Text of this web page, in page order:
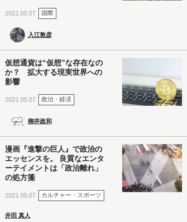
2021.05.07 国際
入江敦彦
仮想通貨は“仮想”な存在なの
か？ 拡大する現実世界への
影響
2021.05.07 政治・経済
柳井政和
漫画『進撃の巨人』で政治の
エッセンスを。 良質なエンタ
ーテイメントは「政治離れ」
の処方箋
2021.05.07 カルチャー・スポーツ
井田 真人